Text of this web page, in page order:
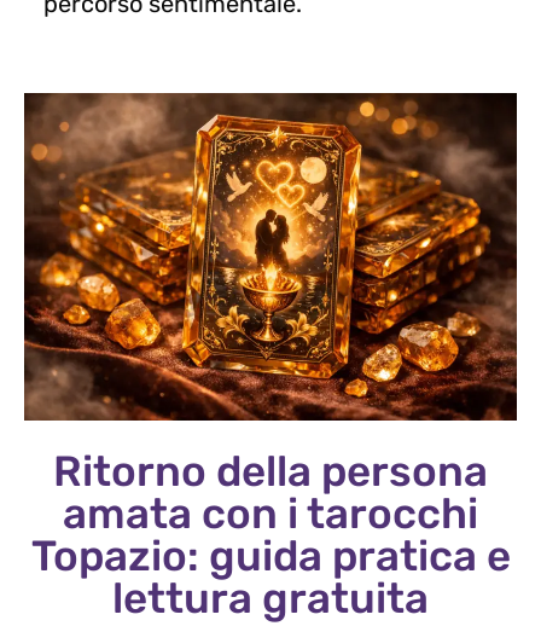
Ritorno della persona
amata con i tarocchi
Topazio: guida pratica e
lettura gratuita